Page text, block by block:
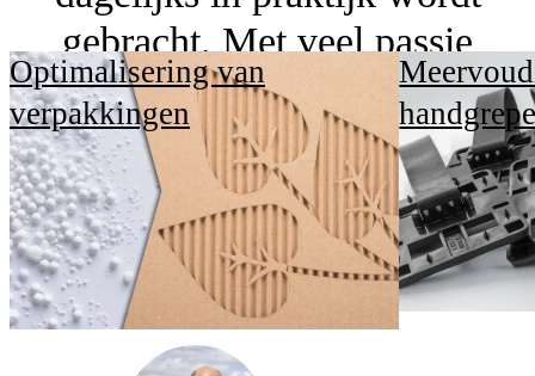
gebracht. Met veel passie
ontwikkelen we regelmatig
doordachte en vooruitstrevende
oplossingen die zowel de mens
als de natuur ten goede
komen.”
Optimalisering van
verpakkingen